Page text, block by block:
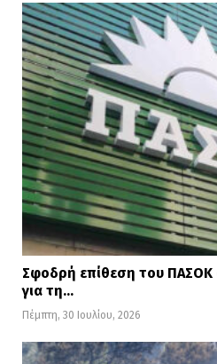
Σφοδρή επίθεση του ΠΑΣΟΚ
για τη…
Πέμπτη, 30 Ιουλίου, 2026